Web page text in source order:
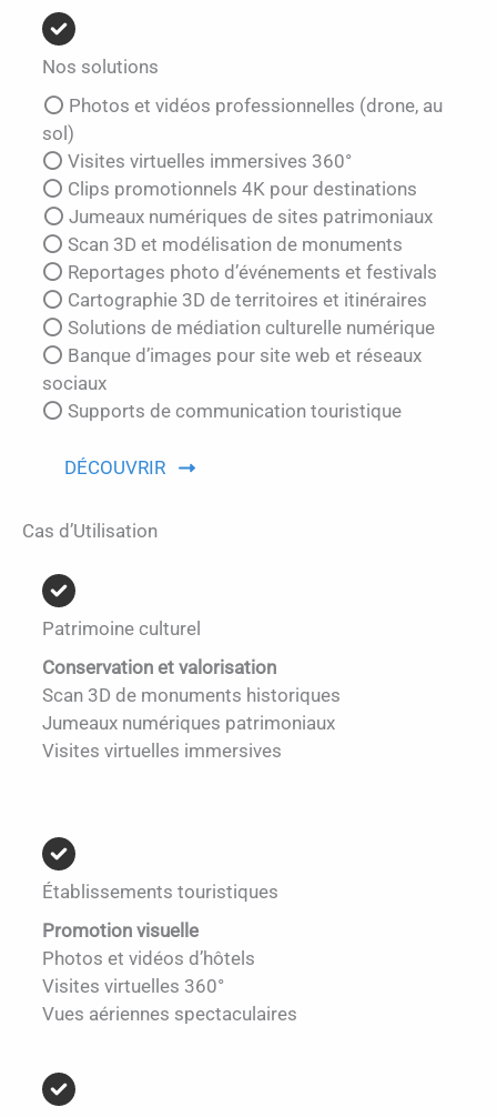
Nos solutions
⭕ Photos et vidéos professionnelles (drone, au
sol)
⭕ Visites virtuelles immersives 360°
⭕ Clips promotionnels 4K pour destinations
⭕ Jumeaux numériques de sites patrimoniaux
⭕ Scan 3D et modélisation de monuments
⭕ Reportages photo d’événements et festivals
⭕ Cartographie 3D de territoires et itinéraires
⭕ Solutions de médiation culturelle numérique
⭕ Banque d’images pour site web et réseaux
sociaux
⭕ Supports de communication touristique
DÉCOUVRIR
Cas d’Utilisation
Patrimoine culturel
Conservation et valorisation
Scan 3D de monuments historiques
Jumeaux numériques patrimoniaux
Visites virtuelles immersives
Établissements touristiques
Promotion visuelle
Photos et vidéos d’hôtels
Visites virtuelles 360°
Vues aériennes spectaculaires